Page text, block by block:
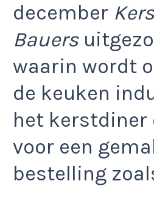
december
Bauers
waarin wordt
de keuken
het kerstdiner
voor een
bestelling